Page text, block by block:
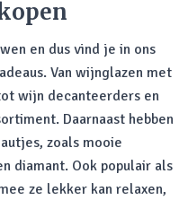
en dus vind je in ons
Van wijnglazen met
wijn decanteerders en
Daarnaast hebben
zoals mooie
diamant. Ook populair als
ze lekker kan relaxen,